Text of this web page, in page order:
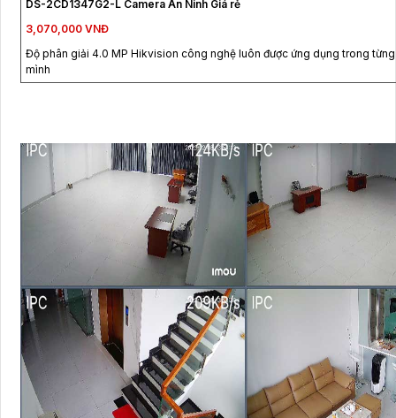
DS-2CD1347G2-L Camera An Ninh Giá rẻ
3,070,000 VNĐ
Độ phân giải 4.0 MP Hikvision công nghệ luôn được ứng dụng trong
mình